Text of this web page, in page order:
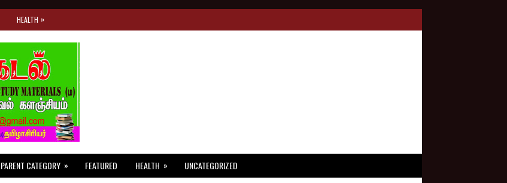
HEALTH »
PARENT CATEGORY » FEATURED HEALTH » UNCATEGORIZED